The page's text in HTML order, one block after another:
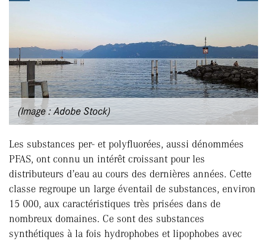
(Image : Adobe Stock)
Les substances per- et polyfluorées, aussi dénommées
PFAS, ont connu un intérêt croissant pour les
distributeurs d’eau au cours des dernières années. Cette
classe regroupe un large éventail de substances, environ
15 000, aux caractéristiques très prisées dans de
nombreux domaines. Ce sont des substances
synthétiques à la fois hydrophobes et lipophobes avec